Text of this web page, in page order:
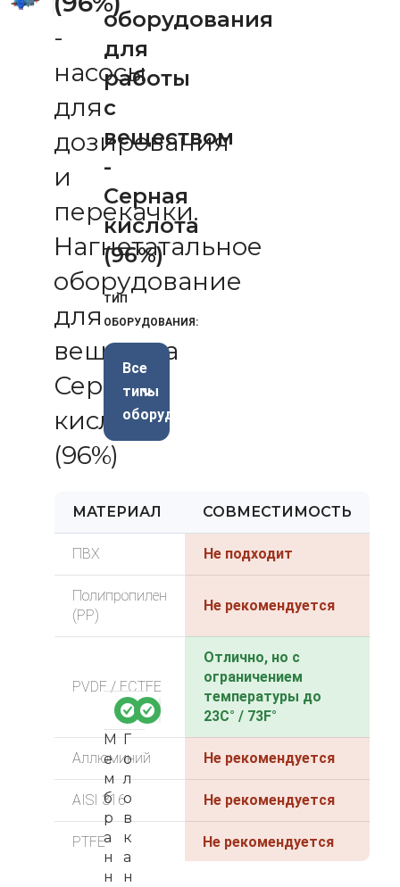
-
насосы
для
дозирования
и
перекачки.
Нагнетатальное
оборудование
для
вещества
Серная
кислота
(96%)
МАТЕРИАЛ СОВМЕСТИМОСТЬ
ПВХ Не подходит
Полипропилен
(PP)
Не рекомендуется
PVDF / ECTFE
Отлично, но с
ограничением
температуры до
23C° / 73F°
Аллюминий Не рекомендуется
AISI 316 Не рекомендуется
PTFE Не рекомендуется
оборудования
для
работы
с
веществом
-
Серная
кислота
(96%)
ТИП
ОБОРУДОВАНИЯ:
Все
типы
оборудования
М
е
м
б
р
а
н
н
Г
о
л
о
в
к
а
н